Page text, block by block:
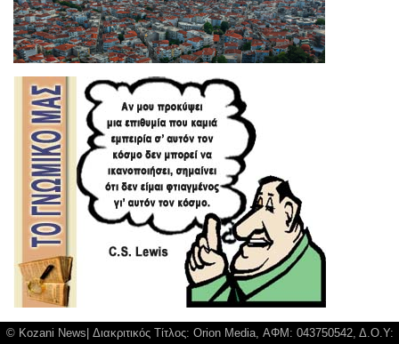
© Kozani News| Διακριτικός Τίτλος: Orion Media, ΑΦΜ: 043750542, Δ.Ο.Υ: